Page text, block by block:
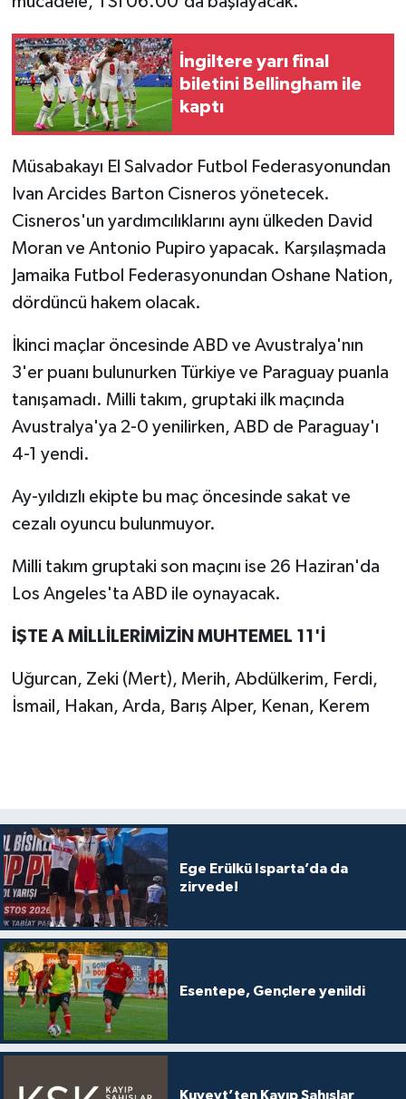
İngiltere yarı final
biletini Bellingham ile
kaptı
Müsabakayı El Salvador Futbol Federasyonundan
Ivan Arcides Barton Cisneros yönetecek.
Cisneros'un yardımcılıklarını aynı ülkeden David
Moran ve Antonio Pupiro yapacak. Karşılaşmada
Jamaika Futbol Federasyonundan Oshane Nation,
dördüncü hakem olacak.
İkinci maçlar öncesinde ABD ve Avustralya'nın
3'er puanı bulunurken Türkiye ve Paraguay puanla
tanışamadı. Milli takım, gruptaki ilk maçında
Avustralya'ya 2-0 yenilirken, ABD de Paraguay'ı
4-1 yendi.
Ay-yıldızlı ekipte bu maç öncesinde sakat ve
cezalı oyuncu bulunmuyor.
Milli takım gruptaki son maçını ise 26 Haziran'da
Los Angeles'ta ABD ile oynayacak.
İŞTE A MİLLİLERİMİZİN MUHTEMEL 11'İ
Uğurcan, Zeki (Mert), Merih, Abdülkerim, Ferdi,
İsmail, Hakan, Arda, Barış Alper, Kenan, Kerem
Ege Erülkü Isparta’da da
zirvede!
Esentepe, Gençlere yenildi
Kuveyt’ten Kayıp Şahıslar